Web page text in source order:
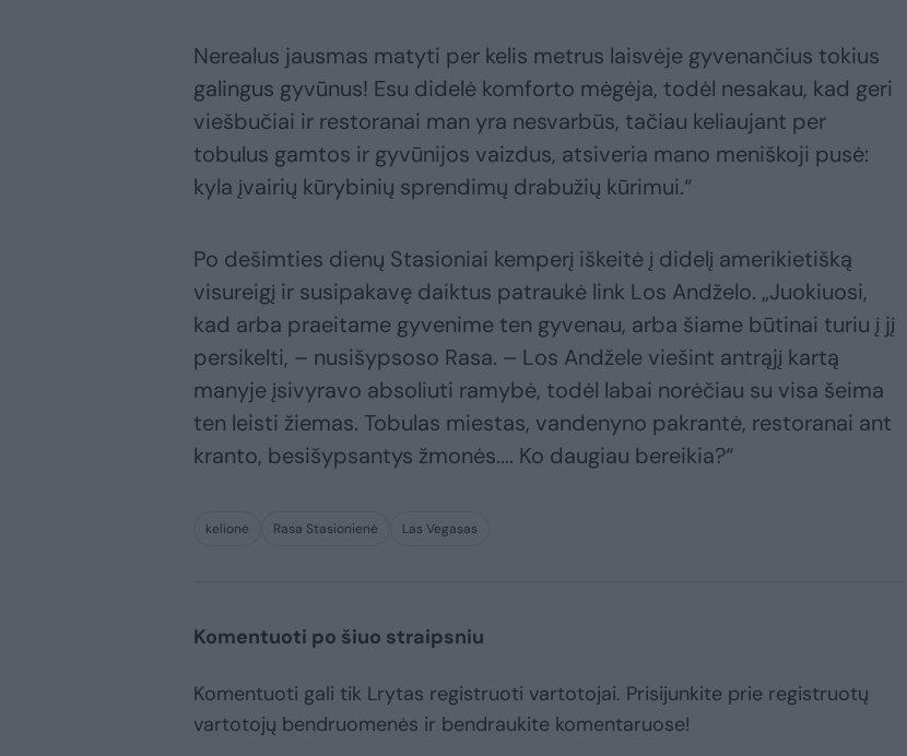
Nerealus jausmas matyti per kelis metrus laisvėje gyvenančius tokius
galingus gyvūnus! Esu didelė komforto mėgėja, todėl nesakau, kad geri
viešbučiai ir restoranai man yra nesvarbūs, tačiau keliaujant per
tobulus gamtos ir gyvūnijos vaizdus, atsiveria mano meniškoji pusė:
kyla įvairių kūrybinių sprendimų drabužių kūrimui.“
Po dešimties dienų Stasioniai kemperį iškeitė į didelį amerikietišką
visureigį ir susipakavę daiktus patraukė link Los Andželo. „Juokiuosi,
kad arba praeitame gyvenime ten gyvenau, arba šiame būtinai turiu į jį
persikelti, – nusišypsoso Rasa. – Los Andžele viešint antrąjį kartą
manyje įsivyravo absoliuti ramybė, todėl labai norėčiau su visa šeima
ten leisti žiemas. Tobulas miestas, vandenyno pakrantė, restoranai ant
kranto, besišypsantys žmonės.... Ko daugiau bereikia?“
kelionė Rasa Stasionienė Las Vegasas
Komentuoti po šiuo straipsniu
Komentuoti gali tik Lrytas registruoti vartotojai. Prisijunkite prie registruotų
vartotojų bendruomenės ir bendraukite komentaruose!